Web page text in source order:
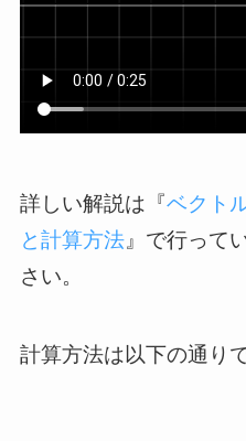
詳しい解説は『ベクト
と計算方法』で行って
さい。
計算方法は以下の通りで